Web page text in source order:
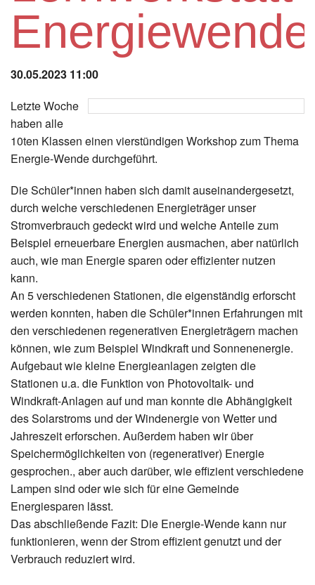
Los
Energiewende
30.05.2023 11:00
Letzte Woche
haben alle
10ten Klassen einen vierstündigen Workshop zum Thema
Energie-Wende durchgeführt.
Die Schüler*innen haben sich damit auseinandergesetzt,
durch welche verschiedenen Energieträger unser
Stromverbrauch gedeckt wird und welche Anteile zum
Beispiel erneuerbare Energien ausmachen, aber natürlich
auch, wie man Energie sparen oder effizienter nutzen
kann.
An 5 verschiedenen Stationen, die eigenständig erforscht
werden konnten, haben die Schüler*innen Erfahrungen mit
den verschiedenen regenerativen Energieträgern machen
können, wie zum Beispiel Windkraft und Sonnenenergie.
Aufgebaut wie kleine Energieanlagen zeigten die
Stationen u.a. die Funktion von Photovoltaik- und
Windkraft-Anlagen auf und man konnte die Abhängigkeit
des Solarstroms und der Windenergie von Wetter und
Jahreszeit erforschen. Außerdem haben wir über
Speichermöglichkeiten von (regenerativer) Energie
gesprochen., aber auch darüber, wie effizient verschiedene
Lampen sind oder wie sich für eine Gemeinde
Energiesparen lässt.
Das abschließende Fazit: Die Energie-Wende kann nur
funktionieren, wenn der Strom effizient genutzt und der
Verbrauch reduziert wird.